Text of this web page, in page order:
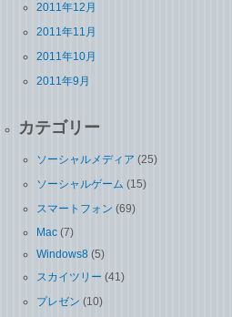
2011年12月
2011年11月
2011年10月
2011年9月
カテゴリー
ソーシャルメディア (25)
ソーシャルゲーム (15)
スマートフォン (69)
Mac (7)
Windows8 (5)
スカイツリー (41)
プレゼン (10)